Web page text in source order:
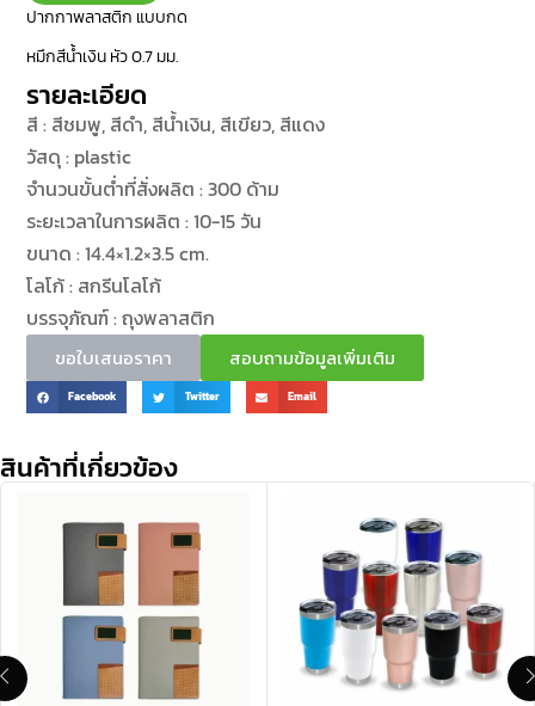
ปากกาพลาสติก แบบกด
หมึกสีน้ำเงิน หัว 0.7 มม.
รายละเอียด
สี : สีชมพู, สีดำ, สีน้ำเงิน, สีเขียว, สีแดง
วัสดุ : plastic
จำนวนขั้นต่ำที่สั่งผลิต : 300 ด้าม
ระยะเวลาในการผลิต : 10-15 วัน
ขนาด : 14.4×1.2×3.5 cm.
โลโก้ : สกรีนโลโก้
บรรจุภัณฑ์ : ถุงพลาสติก
ขอใบเสนอราคา สอบถามข้อมูลเพิ่มเติม
Facebook Twitter Email
สินค้าที่เกี่ยวข้อง